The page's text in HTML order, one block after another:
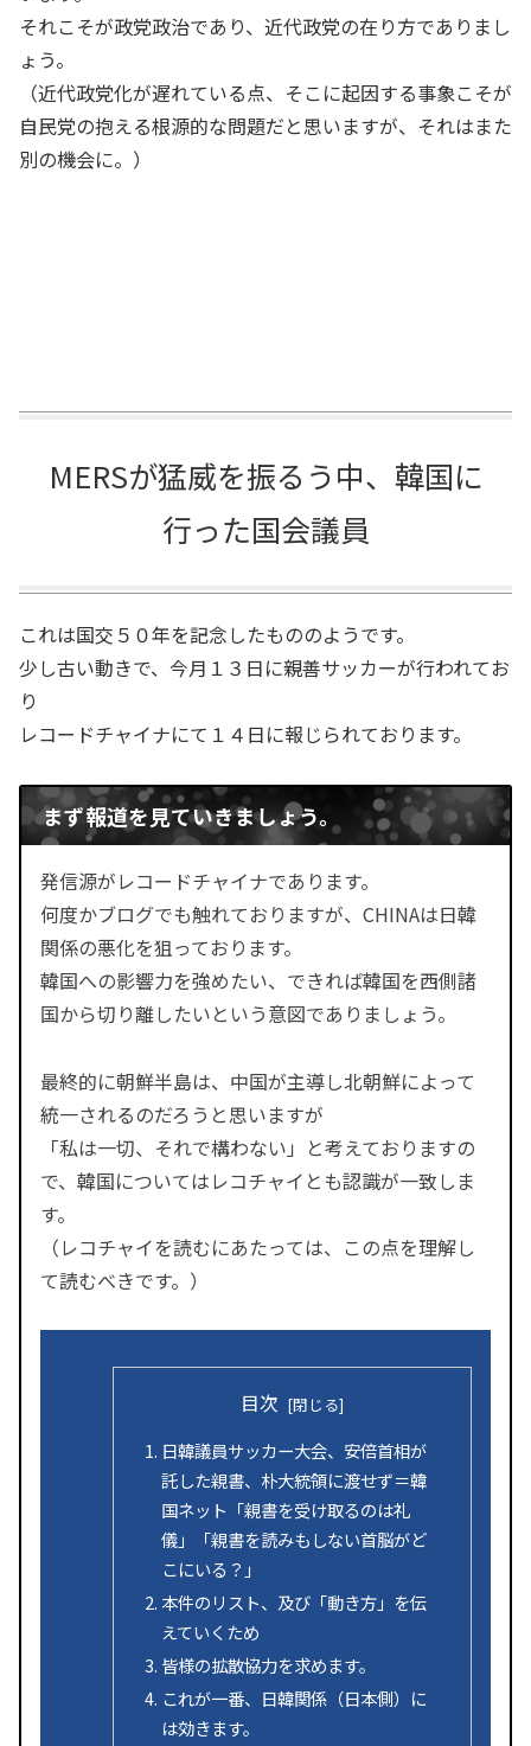
それこそが政党政治であり、近代政党の在り方でありまし
ょう。
（近代政党化が遅れている点、そこに起因する事象こそが
自民党の抱える根源的な問題だと思いますが、それはまた
別の機会に。）
MERSが猛威を振るう中、韓国に
行った国会議員
これは国交５０年を記念したもののようです。
少し古い動きで、今月１３日に親善サッカーが行われてお
り
レコードチャイナにて１４日に報じられております。
まず報道を見ていきましょう。
発信源がレコードチャイナであります。
何度かブログでも触れておりますが、CHINAは日韓
関係の悪化を狙っております。
韓国への影響力を強めたい、できれば韓国を西側諸
国から切り離したいという意図でありましょう。
最終的に朝鮮半島は、中国が主導し北朝鮮によって
統一されるのだろうと思いますが
「私は一切、それで構わない」と考えておりますの
で、韓国についてはレコチャイとも認識が一致しま
す。
（レコチャイを読むにあたっては、この点を理解し
て読むべきです。）
目次
日韓議員サッカー大会、安倍首相が
託した親書、朴大統領に渡せず＝韓
国ネット「親書を受け取るのは礼
儀」「親書を読みもしない首脳がど
こにいる？」
本件のリスト、及び「動き方」を伝
えていくため
皆様の拡散協力を求めます。
これが一番、日韓関係（日本側）に
は効きます。